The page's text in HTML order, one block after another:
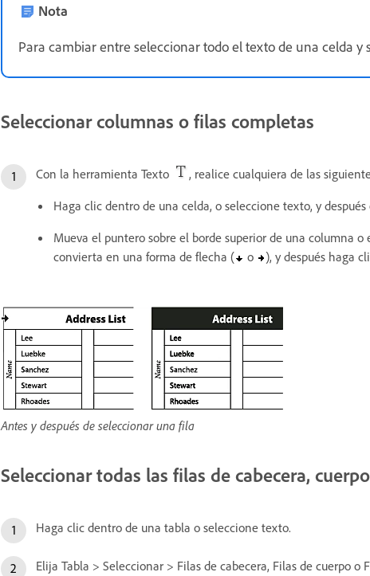
Nota
Para cambiar entre seleccionar todo el texto de una celda y
Seleccionar columnas o filas completas
Con la herramienta Texto
, realice cualquiera de las
Haga clic dentro de una celda, o seleccione texto, y
Mueva el puntero sobre el borde superior de una columna
convierta en una forma de flecha (
o ), y después haga
Antes y después de seleccionar una fila
Seleccionar todas las filas de cabecera,
Haga clic dentro de una tabla o seleccione texto.
Elija Tabla > Seleccionar > Filas de cabecera, Filas de cuerpo o